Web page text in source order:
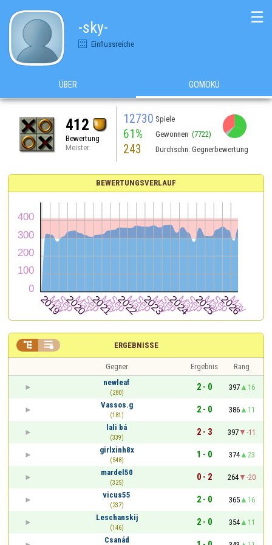
-sky-
Einflussreiche
☰
ÜBER GOMOKU
412
Bewertung
Meister
12730 Spiele
61% Gewonnen (7722)
243 Durchschn. Gegnerbewertung
BEWERTUNGSVERLAUF
ERGEBNISSE
 
Gegner Ergebnis
Rang
newleaf
(280)
2 - 0 397
16
Vassos.g
(181)
2 - 0 386
11
lali bá
(339)
2 - 3 397
-11
girlxinh8x
(548)
1 - 0 374
23
mardel50
(325)
0 - 2 264
-20
vicus55
(237)
2 - 0 365
16
Leschanskij
(146)
2 - 0 354
11
Csanád